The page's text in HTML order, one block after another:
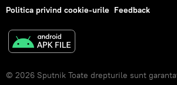
Politica privind cookie-urile Feedback
© 2026 Sputnik Toate drepturile sunt